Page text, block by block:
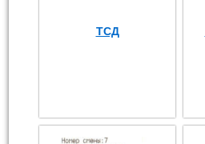
ТСД